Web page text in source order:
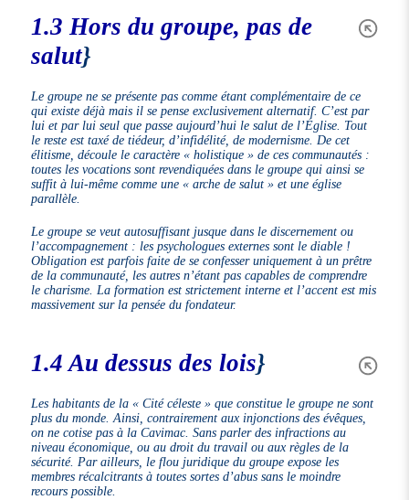
1.3 Hors du groupe, pas de
salut}
Le groupe ne se présente pas comme étant complémentaire de ce
qui existe déjà mais il se pense exclusivement alternatif. C’est par
lui et par lui seul que passe aujourd’hui le salut de l’Église. Tout
le reste est taxé de tiédeur, d’infidélité, de modernisme. De cet
élitisme, découle le caractère « holistique » de ces communautés :
toutes les vocations sont revendiquées dans le groupe qui ainsi se
suffit à lui-même comme une « arche de salut » et une église
parallèle.
Le groupe se veut autosuffisant jusque dans le discernement ou
l’accompagnement : les psychologues externes sont le diable !
Obligation est parfois faite de se confesser uniquement à un prêtre
de la communauté, les autres n’étant pas capables de comprendre
le charisme. La formation est strictement interne et l’accent est mis
massivement sur la pensée du fondateur.
1.4 Au dessus des lois}
Les habitants de la « Cité céleste » que constitue le groupe ne sont
plus du monde. Ainsi, contrairement aux injonctions des évêques,
on ne cotise pas à la Cavimac. Sans parler des infractions au
niveau économique, ou au droit du travail ou aux règles de la
sécurité. Par ailleurs, le flou juridique du groupe expose les
membres récalcitrants à toutes sortes d’abus sans le moindre
recours possible.